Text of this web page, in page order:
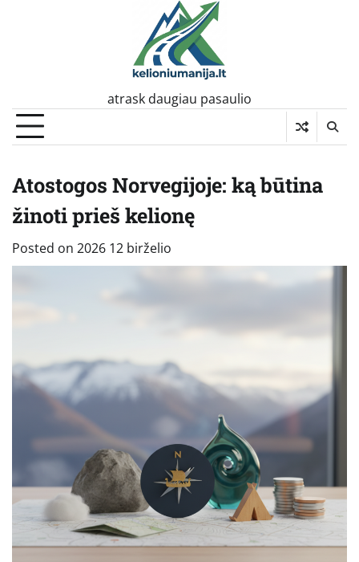
atrask daugiau pasaulio
Atostogos Norvegijoje: ką būtina
žinoti prieš kelionę
Posted on 2026 12 birželio